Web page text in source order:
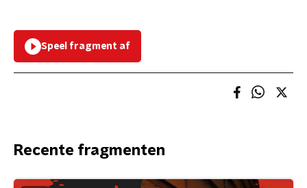
Speel fragment af
Recente fragmenten